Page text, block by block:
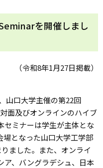
を開催しまし
（令和8年1月27日掲載）
山口大学主催の第22回
面及びオンラインのハイブ
セミナーは学生が主体とな
場となった山口大学工学部
ました。また、オンライ
ア、バングラデシュ、日本